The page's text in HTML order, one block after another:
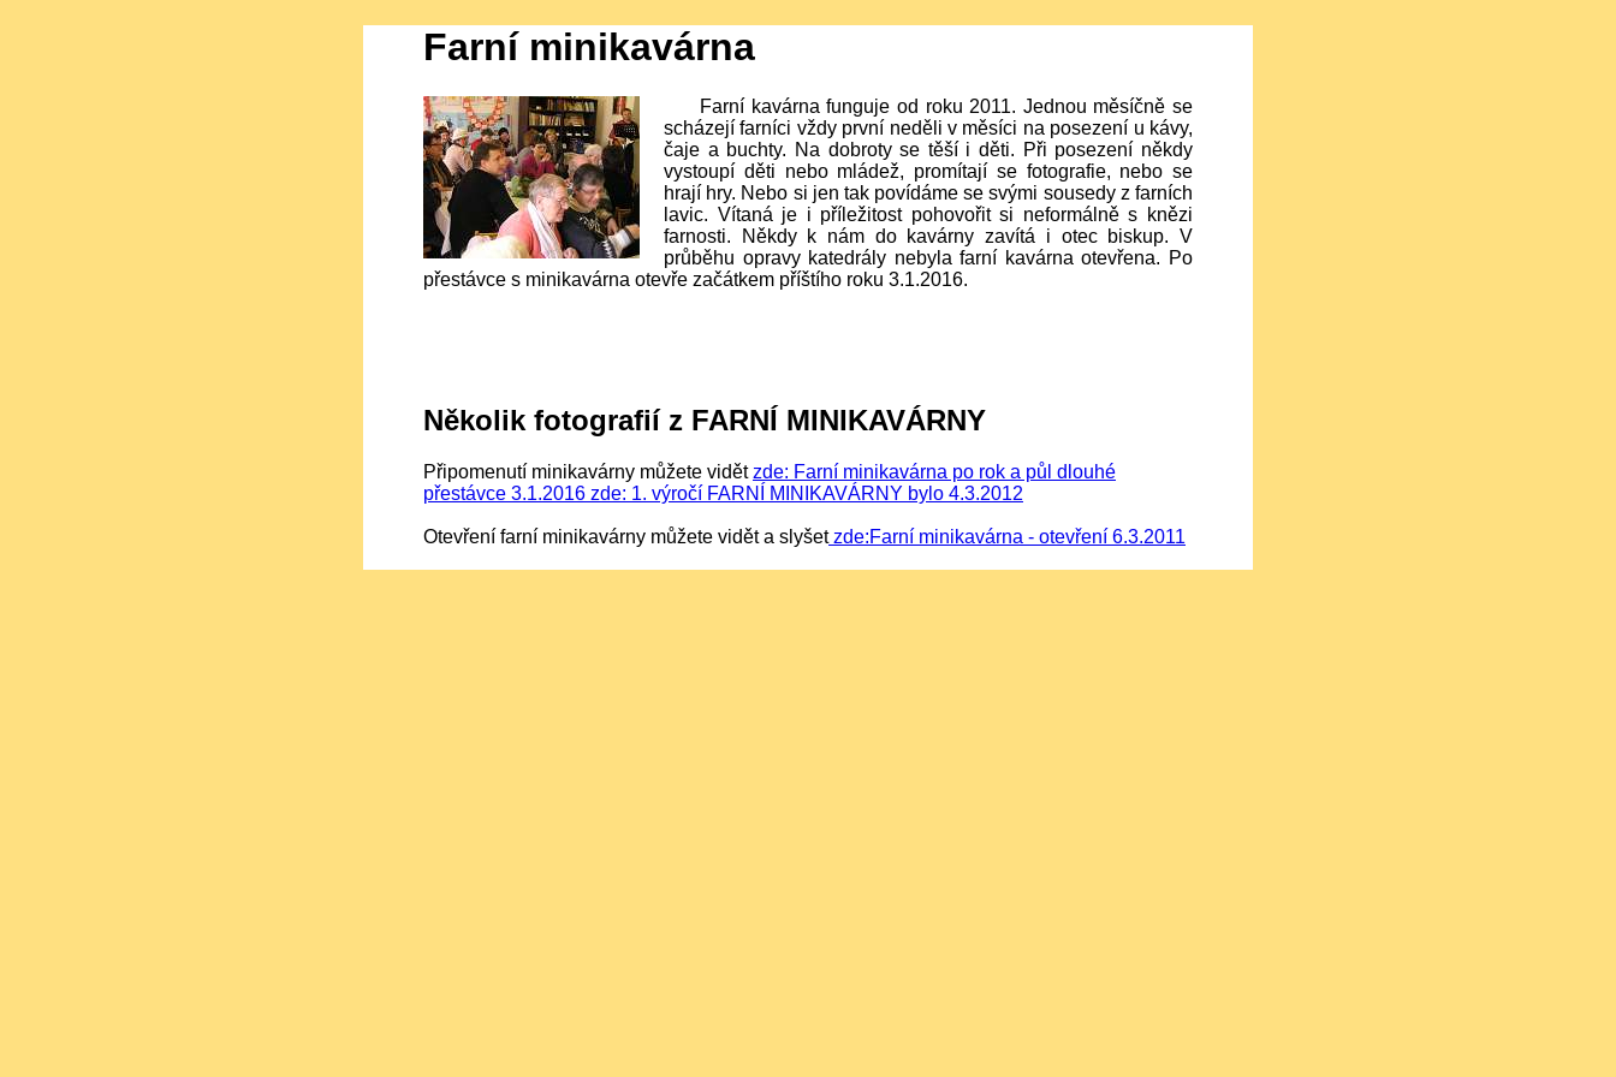
Farní minikavárna
Farní kavárna funguje od roku 2011. Jednou měsíčně se
scházejí farníci vždy první neděli v měsíci na posezení u kávy,
čaje a buchty. Na dobroty se těší i děti. Při posezení někdy
vystoupí děti nebo mládež, promítají se fotografie, nebo se
hrají hry. Nebo si jen tak povídáme se svými sousedy z farních
lavic. Vítaná je i příležitost pohovořit si neformálně s knězi
farnosti. Někdy k nám do kavárny zavítá i otec biskup. V
průběhu opravy katedrály nebyla farní kavárna otevřena. Po
přestávce s minikavárna otevře začátkem příštího roku 3.1.2016.
Několik fotografií z FARNÍ MINIKAVÁRNY
Připomenutí minikavárny můžete vidětzde: Farní minikavárna po rok a půl dlouhé
přestávce 3.1.2016 zde: 1. výročí FARNÍ MINIKAVÁRNY bylo 4.3.2012
Otevření farní minikavárny můžete vidět a slyšetzde:Farní minikavárna - otevření 6.3.2011